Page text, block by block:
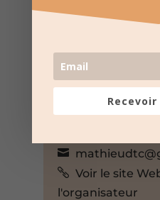
15:00 au 18:00
Rue des
Pradel, Gard,
OMPP Pontil
Voir le site
l'organisateur